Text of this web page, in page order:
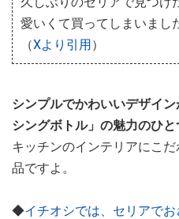
愛いくて買ってしまいまし
（Xより引用）
シンプルでかわいいデザイ
シングボトル」の魅力のひと
キッチンのインテリアにこ
品ですよ。
◆イチオシでは、セリアで